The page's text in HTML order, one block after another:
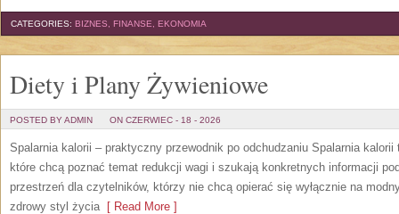
CATEGORIES: BIZNES, FINANSE, EKONOMIA
Diety i Plany Żywieniowe
POSTED BY ADMIN ON CZERWIEC - 18 - 2026
Spalarnia kalorii – praktyczny przewodnik po odchudzaniu Spalarnia
które chcą poznać temat redukcji wagi i szukają konkretnych informacji
przestrzeń dla czytelników, którzy nie chcą opierać się wyłącznie na
zdrowy styl życia[ Read More ]